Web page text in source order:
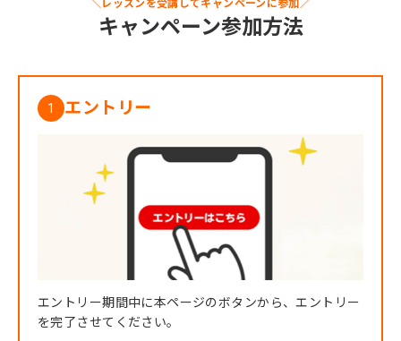
＼レッスンを受講してキャンペーンに参加／
キャンペーン参加方法
1 エントリー
エントリー期間中に本ページのボタンから、エントリー
を完了させてください。